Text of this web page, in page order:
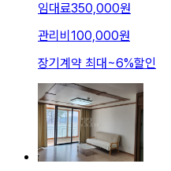
임대료350,000원
관리비 100,000원
장기계약 최대 ~6%할인